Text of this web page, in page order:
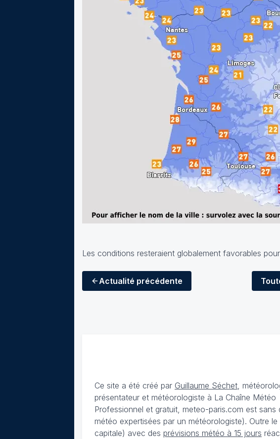
Les conditions resteraient globalement favorables
Actualité précédente
Ce site a été créé par Guillaume Séchet ,
présentateur et météorologiste à La Chaîne Météo
Professionnel et gratuit, meteo-paris.com est
météo expertisées par un météorologiste). Outre
capitale) avec des prévisions météo à 15 jours